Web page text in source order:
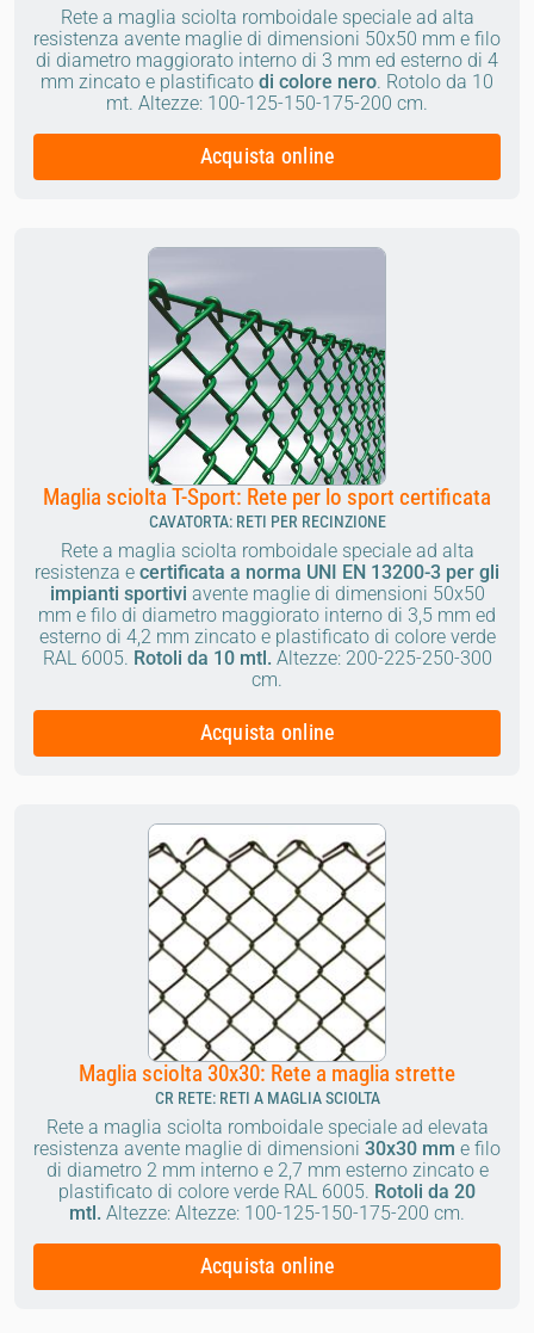
Rete a maglia sciolta romboidale speciale ad alta
resistenza avente maglie di dimensioni 50x50 mm e filo
di diametro maggiorato interno di 3 mm ed esterno di 4
mm zincato e plastificato di colore nero. Rotolo da 10
mt. Altezze: 100-125-150-175-200 cm.
Acquista online
Maglia sciolta T-Sport: Rete per lo sport certificata
CAVATORTA: RETI PER RECINZIONE
Rete a maglia sciolta romboidale speciale ad alta
resistenza e certificata a norma UNI EN 13200-3 per gli
impianti sportivi avente maglie di dimensioni 50x50
mm e filo di diametro maggiorato interno di 3,5 mm ed
esterno di 4,2 mm zincato e plastificato di colore verde
RAL 6005. Rotoli da 10 mtl. Altezze: 200-225-250-300
cm.
Acquista online
Maglia sciolta 30x30: Rete a maglia strette
CR RETE: RETI A MAGLIA SCIOLTA
Rete a maglia sciolta romboidale speciale ad elevata
resistenza avente maglie di dimensioni 30x30 mm e filo
di diametro 2 mm interno e 2,7 mm esterno zincato e
plastificato di colore verde RAL 6005. Rotoli da 20
mtl. Altezze: Altezze: 100-125-150-175-200 cm.
Acquista online